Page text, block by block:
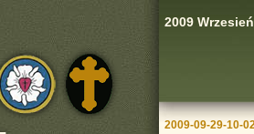
2009 Wrzesień
2009-09-29-10-